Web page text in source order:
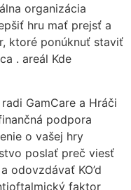
organizácia
hru mať prejsť a
ktoré ponúknuť staviť
. areál Kde
GamCare a Hráči
podpora
o vašej hry
poslať preč viesť
odovzdávať KO’d
faktor